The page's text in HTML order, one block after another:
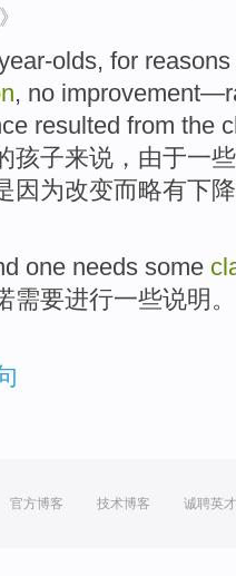
olds, for reasons
, no improvement—
resulted from the
孩子来说 ，由于一些
因为改变而略有下降
one needs some
需要进行一些说明 。
官方博客 技术博客 诚聘英才